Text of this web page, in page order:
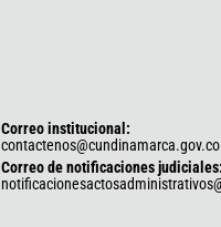
Correo institucional:
contactenos@cundinamarca.gov.co
Correo de notificaciones